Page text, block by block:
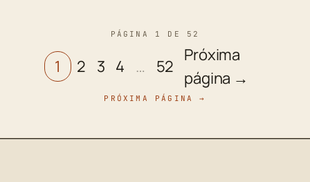
PÁGINA 1 DE 52
1 2 3 4 … 52
Próxima
página →
PRÓXIMA PÁGINA →